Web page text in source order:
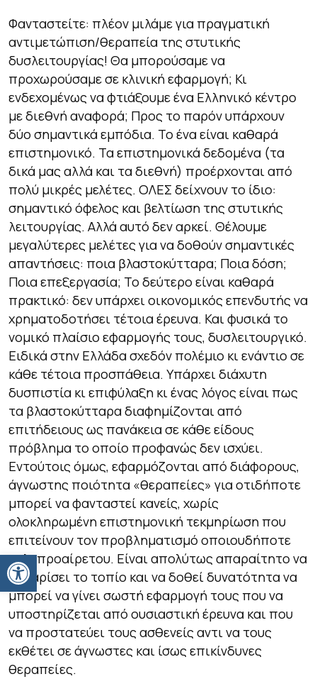
Ανοίξτε τη γραμμή εργαλείων
Φανταστείτε: πλέον μιλάμε για πραγματική
αντιμετώπιση/θεραπεία της στυτικής
δυσλειτουργίας! Θα μπορούσαμε να
προχωρούσαμε σε κλινική εφαρμογή; Κι
ενδεχομένως να φτιάξουμε ένα Ελληνικό κέντρο
με διεθνή αναφορά; Προς το παρόν υπάρχουν
δύο σημαντικά εμπόδια. Το ένα είναι καθαρά
επιστημονικό. Τα επιστημονικά δεδομένα (τα
δικά μας αλλά και τα διεθνή) προέρχονται από
πολύ μικρές μελέτες. ΟΛΕΣ δείχνουν το ίδιο:
σημαντικό όφελος και βελτίωση της στυτικής
λειτουργίας. Αλλά αυτό δεν αρκεί. Θέλουμε
μεγαλύτερες μελέτες για να δοθούν σημαντικές
απαντήσεις: ποια βλαστοκύτταρα; Ποια δόση;
Ποια επεξεργασία; Το δεύτερο είναι καθαρά
πρακτικό: δεν υπάρχει οικονομικός επενδυτής να
χρηματοδοτήσει τέτοια έρευνα. Και φυσικά το
νομικό πλαίσιο εφαρμογής τους, δυσλειτουργικό.
Ειδικά στην Ελλάδα σχεδόν πολέμιο κι ενάντιο σε
κάθε τέτοια προσπάθεια. Υπάρχει διάχυτη
δυσπιστία κι επιφύλαξη κι ένας λόγος είναι πως
τα βλαστοκύτταρα διαφημίζονται από
επιτήδειους ως πανάκεια σε κάθε είδους
πρόβλημα το οποίο προφανώς δεν ισχύει.
Εντούτοις όμως, εφαρμόζονται από διάφορους,
άγνωστης ποιότητα «θεραπείες» για οτιδήποτε
μπορεί να φανταστεί κανείς, χωρίς
ολοκληρωμένη επιστημονική τεκμηρίωση που
επιτείνουν τον προβληματισμό οποιουδήποτε
καλοπροαίρετου. Είναι απολύτως απαραίτητο να
καθαρίσει το τοπίο και να δοθεί δυνατότητα να
μπορεί να γίνει σωστή εφαρμογή τους που να
υποστηρίζεται από ουσιαστική έρευνα και που
να προστατεύει τους ασθενείς αντι να τους
εκθέτει σε άγνωστες και ίσως επικίνδυνες
θεραπείες.